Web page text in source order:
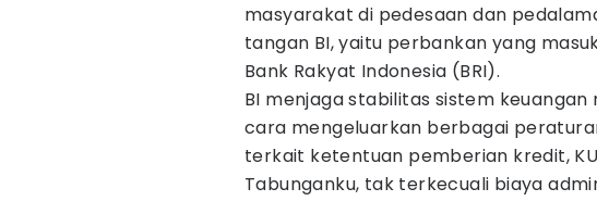
masyarakat di pedesaan dan
tangan BI, yaitu perbankan yang
Bank Rakyat Indonesia (BRI).
BI menjaga stabilitas sistem
cara mengeluarkan berbagai
terkait ketentuan pemberian kredit,
Tabunganku, tak terkecuali biaya